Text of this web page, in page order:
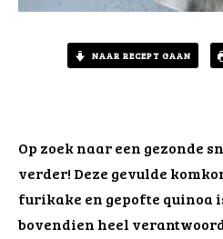
NAAR RECEPT GAAN
Op zoek naar een gezonde
verder! Deze gevulde
furikake en gepofte quinoa
bovendien heel